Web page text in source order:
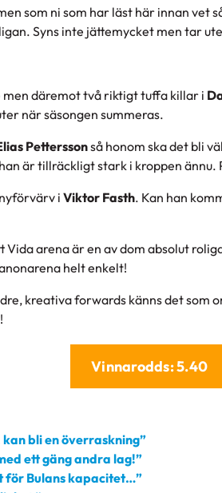
som ni som har läst här innan vet
Syns inte jättemycket men tar
men däremot två riktigt tuffa killar i
när säsongen summeras.
Petterssonså honom ska det bli
är tillräckligt stark i kroppen ännu.
i Viktor Fasth. Kan han
arena är en av dom absolut
helt enkelt!
kreativa forwards känns det som
Vinnarodds: 5.40
bli en överraskning”
ett gäng andra lag!”
för Bulans kapacitet…”